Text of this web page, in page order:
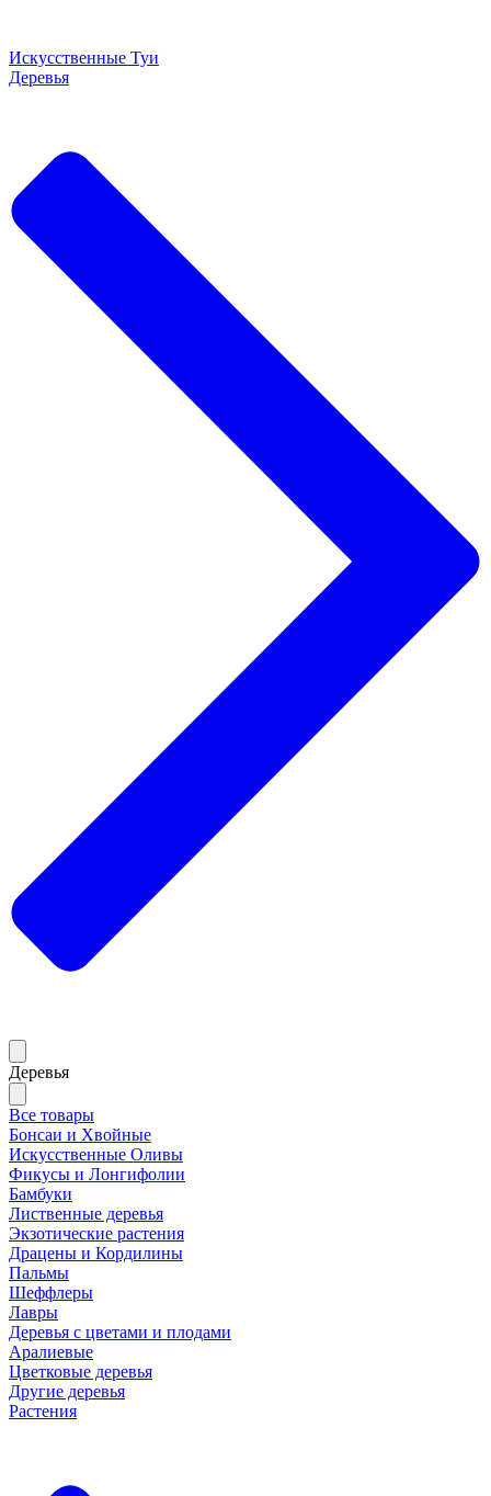
Искусственные Туи
Деревья
Деревья
Все товары
Бонсаи и Хвойные
Искусственные Оливы
Фикусы и Лонгифолии
Бамбуки
Лиственные деревья
Экзотические растения
Драцены и Кордилины
Пальмы
Шеффлеры
Лавры
Деревья с цветами и плодами
Аралиевые
Цветковые деревья
Другие деревья
Растения